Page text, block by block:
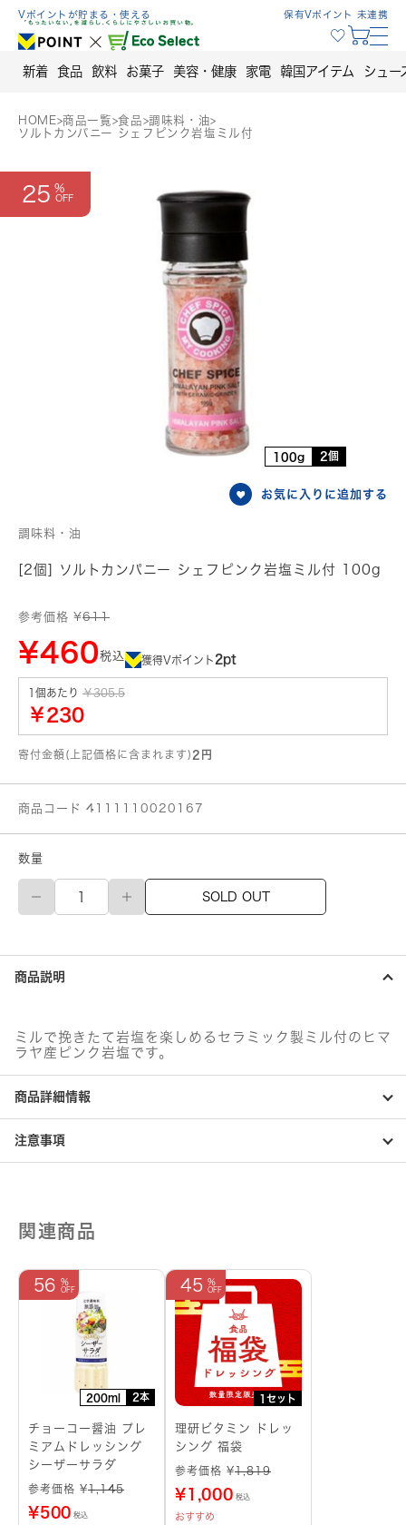
Skip
content
Vポイントが貯まる・使える 保有Vポイント 未連携
新着 食品 飲料 お菓子 美容・健康 家電 韓国アイテム シュー
HOME>商品一覧>食品>調味料・油>
ソルトカンパニー シェフピンク岩塩ミル付
25
100g 2個
お気に入りに追加する
調味料・油
[2個] ソルトカンパニー シェフピンク岩塩ミル付 100g
参考価格 ¥611
¥460税込 獲得Vポイント 2pt
1個あたり ￥305.5
￥230
寄付金額(上記価格に含まれます) 2円
商品コード 4111110020167
数量
ソ
ト
ン
パ
ニ
ェ
フ
ク
岩
塩
ミ
ル
SOLD OUT
商品説明
ミルで挽きたて岩塩を楽しめるセラミック製ミル付のヒマ
ラヤ産ピンク岩塩です。
商品詳細情報
注意事項
関連商品
200ml 2本
56
チョーコー醤油 プレ
ミアムドレッシング
シーザーサラダ
参考価格 ¥1,145
¥500 税込
1セット
45
理研ビタミン ドレッ
シング 福袋
参考価格 ¥1,819
¥1,000 税込
おすすめ